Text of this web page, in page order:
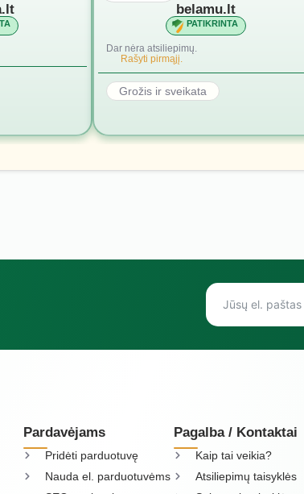
belamu.lt
PATIKRINTA
Dar nėra atsiliepimų.
Rašyti pirmąjį.
Grožis ir sveikata
Pardavėjams
Pridėti parduotuvę
Nauda el. parduotuvėms
Pagalba / Kontaktai
Kaip tai veikia?
Atsiliepimų taisyklės